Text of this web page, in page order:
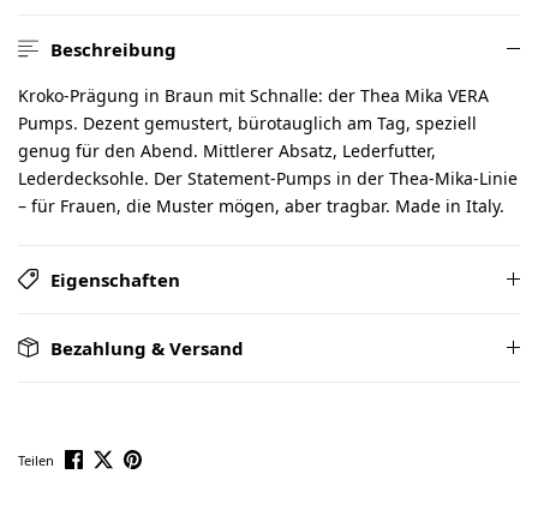
Beschreibung
Kroko-Prägung in Braun mit Schnalle: der Thea Mika VERA
Pumps. Dezent gemustert, bürotauglich am Tag, speziell
genug für den Abend. Mittlerer Absatz, Lederfutter,
Lederdecksohle. Der Statement-Pumps in der Thea-Mika-Linie
– für Frauen, die Muster mögen, aber tragbar. Made in Italy.
Eigenschaften
Bezahlung & Versand
Teilen